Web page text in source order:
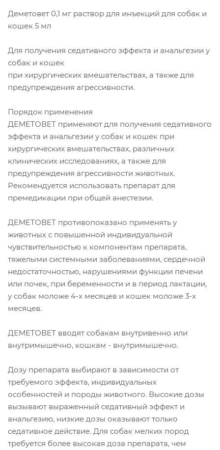
Деметовет 0,1 мг раствор для инъекций для собак и
кошек 5 мл
Для получения седативного эффекта и анальгезии у
собак и кошек
при хирургических вмешательствах, а также для
предупреждения агрессивности.
Порядок применения
ДЕМЕТОВЕТ применяют для получения седативного
эффекта и анальгезии у собак и кошек при
хирургических вмешательствах, различных
клинических исследованиях, а также для
предупреждения агрессивности животных.
Рекомендуется использовать препарат для
премедикации при общей анестезии.
ДЕМЕТОВЕТ противопоказано применять у
животных с повышенной индивидуальной
чувствительностью к компонентам препарата,
тяжелыми системными заболеваниями, сердечной
недостаточностью, нарушениями функции печени
или почек, при беременности и в период лактации,
у собак моложе 4-х месяцев и кошек моложе 3-х
месяцев.
ДЕМЕТОВЕТ вводят собакам внутривенно или
внутримышечно, кошкам - внутримышечно.
Дозу препарата выбирают в зависимости от
требуемого эффекта, индивидуальных
особенностей и породы животного. Высокие дозы
вызывают выраженный седативный эффект и
анальгезию, низкие дозы оказывают только
седативное действие. Для собак мелких пород
требуется более высокая доза препарата, чем